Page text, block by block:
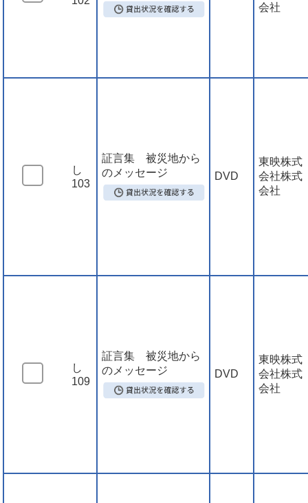
会社
し
103
証言集 被災地から
のメッセージ
DVD
東映株式
会社株式
会社
し
109
証言集 被災地から
のメッセージ
DVD
東映株式
会社株式
会社